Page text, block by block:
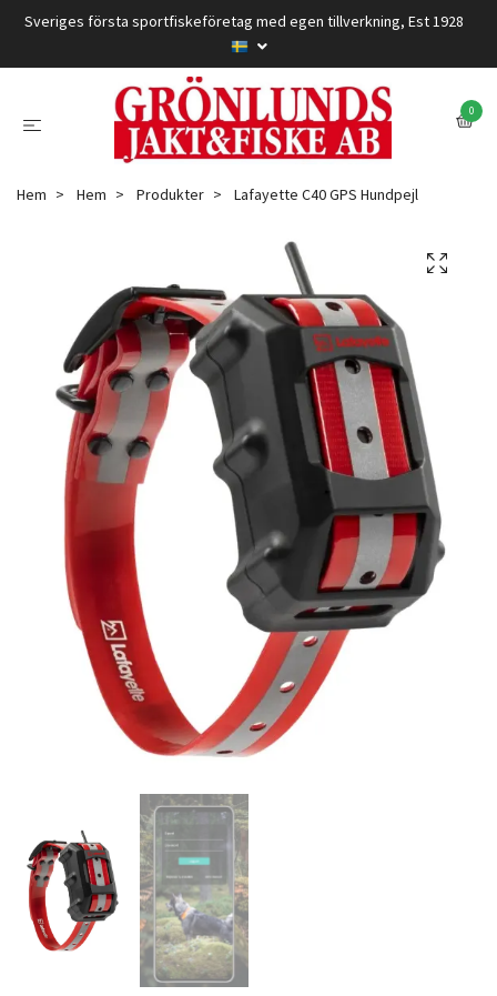
Sveriges första sportfiskeföretag med egen tillverkning, Est 1928
0
Hem Hem Produkter Lafayette C40 GPS Hundpejl